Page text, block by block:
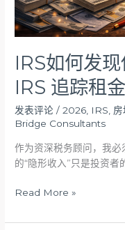
IRS如何发
IRS 追踪租
发表评论 /2026 IRS 房
Bridge Consultants
作为资深税务顾问，我
的“隐形收入”只是投资者
揭
秘
IRS
追
踪
租
收
的
5
硬
手
Read More »